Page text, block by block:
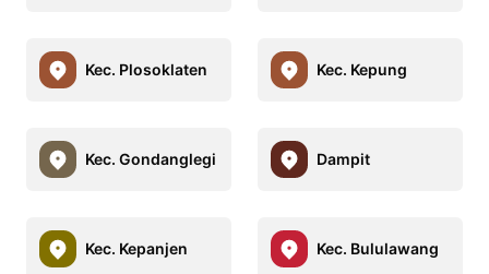
Kec. Plosoklaten Kec. Kepung
Kec. Gondanglegi Dampit
Kec. Kepanjen Kec. Bululawang